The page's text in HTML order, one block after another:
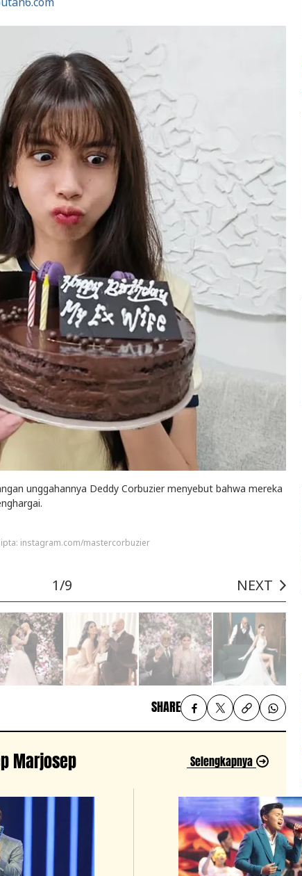
unggahannya Deddy Corbuzier menyebut bahwa mereka
instagram.com/mastercorbuzier
1/9 NEXT
SHARE
Marjosep Selengkapnya